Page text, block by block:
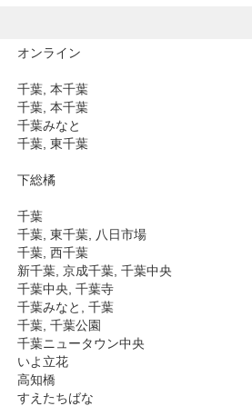
オンライン
千葉, 本千葉
千葉, 本千葉
千葉みなと
千葉, 東千葉
下総橘
千葉
千葉, 東千葉, 八日市場
千葉, 西千葉
新千葉, 京成千葉, 千葉中央
千葉中央, 千葉寺
千葉みなと, 千葉
千葉, 千葉公園
千葉ニュータウン中央
いよ立花
高知橋
すえたちばな